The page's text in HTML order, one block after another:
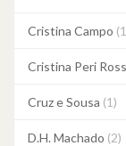
Cristina Campo
Cristina Peri
Cruz e Sousa (1)
D.H. Machado (2)